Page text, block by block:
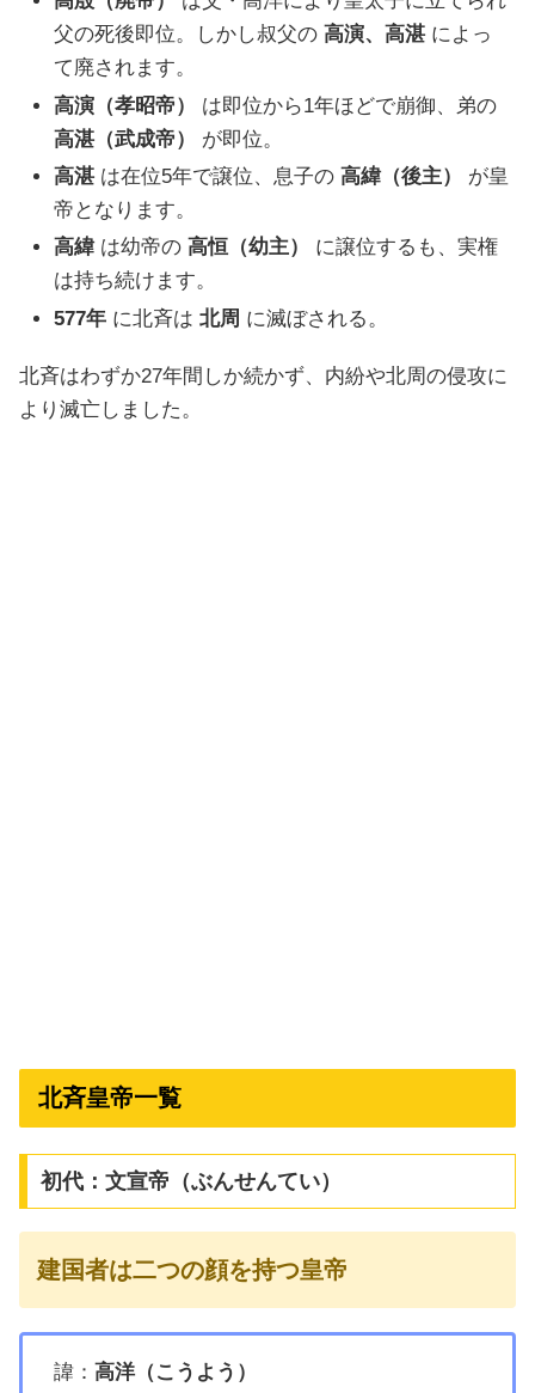
父の死後即位。しかし叔父の 高演、高湛によっ
て廃されます。
高演（孝昭帝）
は即位から1年ほどで崩御、弟の
高湛（武成帝）
が即位。
高湛は在位5年で譲位、息子の高緯（後主）
が皇
帝となります。
高緯は幼帝の 高恒（幼主）
に譲位するも、実権
は持ち続けます。
577年 に北斉は北周 に滅ぼされる。
北斉はわずか27年間しか続かず、内紛や北周の侵攻に
より滅亡しました。
北斉皇帝一覧
初代：文宣帝（ぶんせんてい）
建国者は二つの顔を持つ皇帝
諱： 高洋（こうよう）